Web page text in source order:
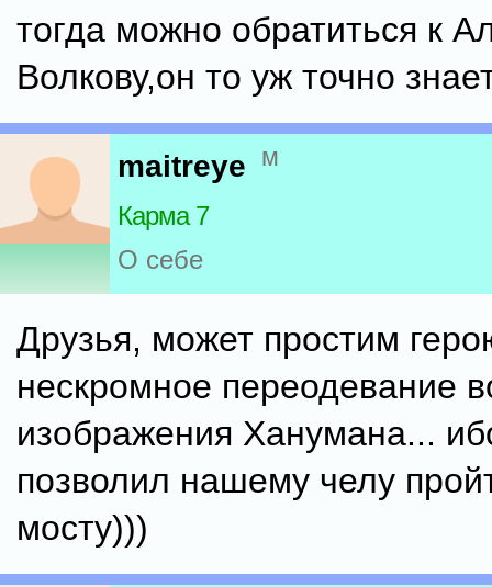
тогда можно обратиться к
Волкову,он то уж точно
maitreye м
Карма 7
О себе
Друзья, может простим
нескромное переодевание
изображения Ханумана...
позволил нашему челу
мосту)))